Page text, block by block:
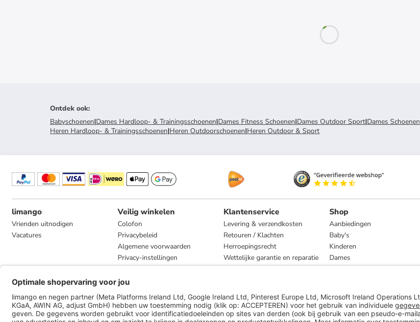
Ontdek ook:
Babyschoenen|Dames Hardloop- & Trainingsschoenen|Dames Fitness Schoenen|Dames Outdoor Sport|Dames Schoenen
Heren Hardloop- & Trainingsschoenen|Heren Outdoorschoenen|Heren Outdoor & Sport
limango
Vrienden uitnodigen
Vacatures
Veilig winkelen
Colofon
Privacybeleid
Algemene voorwaarden
Privacy-instellingen
Compliance
Klantenservice
Levering & verzendkosten
Retouren / Klachten
Herroepingsrecht
Wettelijke garantie en reparatie
Shop
Aanbiedingen
Baby's
Kinderen
Dames
Heren